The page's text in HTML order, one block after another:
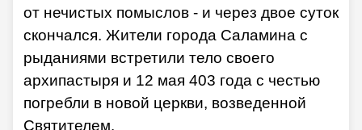
от нечистых помыслов - и через двое суток
скончался. Жители города Саламина с
рыданиями встретили тело своего
архипастыря и 12 мая 403 года с честью
погребли в новой церкви, возведенной
Святителем.